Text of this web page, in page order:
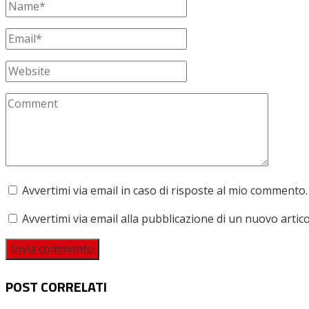
Avvertimi via email in caso di risposte al mio commento.
Avvertimi via email alla pubblicazione di un nuovo
POST CORRELATI